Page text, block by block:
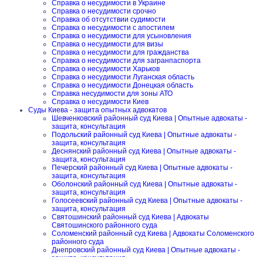
Справка о несудимости в Украине
Справка о несудимости срочно
Справка об отсутствии судимости
Справка о несудимости с апостилем
Справка о несудимости для усыновления
Справка о несудимости для визы
Справка о несудимости для гражданства
Справка о несудимости для загранпаспорта
Справка о несудимости Харьков
Справка о несудимости Луганская область
Справка о несудимости Донецкая область
Справка несудимости для зоны АТО
Справка о несудимости Киев
Суды Киева - защита опытных адвокатов
Шевченковский районный суд Киева | Опытные адвокаты -
защита, консультация
Подольский районный суд Киева | Опытные адвокаты -
защита, консультация
Деснянский районный суд Киева | Опытные адвокаты -
защита, консультация
Печерский районный суд Киева | Опытные адвокаты -
защита, консультация
Оболонский районный суд Киева | Опытные адвокаты -
защита, консультация
Голосеевский районный суд Киева | Опытные адвокаты -
защита, консультация
Святошинский районный суд Киева | Адвокаты
Святошинского районного суда
Соломенский районный суд Киева | Адвокаты Соломенского
районного суда
Днепровский районный суд Киева | Опытные адвокаты -